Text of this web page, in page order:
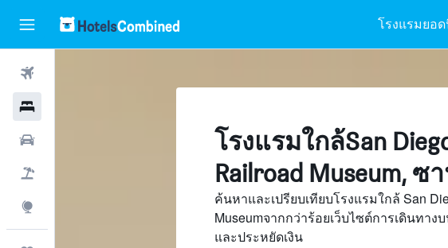
โรงแรมยอ
โรงแรมใกล้San
Railroad Museum, ซ
ค้นหาและเปรียบเทียบโรงแรมใกล้ San
Museumจากกว่าร้อยเว็บไซต์การเดินทาง
และประหยัดเงิน